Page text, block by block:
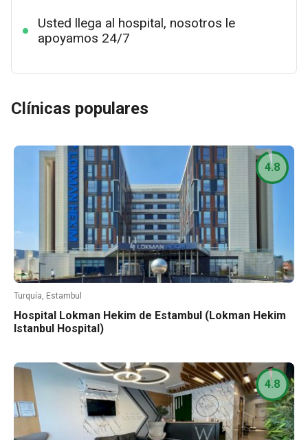
Usted llega al hospital, nosotros le
apoyamos 24/7
Clínicas populares
Turquía, Estambul
Hospital Lokman Hekim de Estambul (Lokman Hekim
Istanbul Hospital)
4.8
4.8